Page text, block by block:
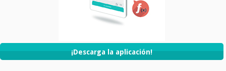
¡Descarga la aplicación!